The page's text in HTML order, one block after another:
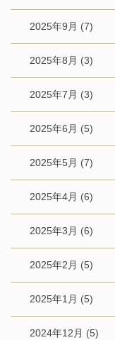
2025年9月 (7)
2025年8月 (3)
2025年7月 (3)
2025年6月 (5)
2025年5月 (7)
2025年4月 (6)
2025年3月 (6)
2025年2月 (5)
2025年1月 (5)
2024年12月 (5)